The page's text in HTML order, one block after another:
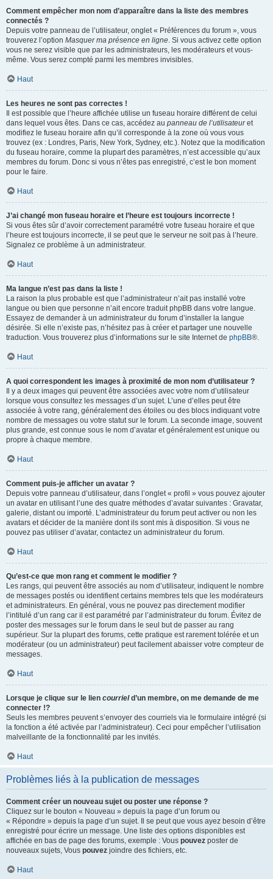
Comment empêcher mon nom d’apparaître dans la liste des membres
connectés ?
Depuis votre panneau de l’utilisateur, onglet « Préférences du forum », vous
trouverez l’option Masquer ma présence en ligne. Si vous activez cette option
vous ne serez visible que par les administrateurs, les modérateurs et vous-
même. Vous serez compté parmi les membres invisibles.
Haut
Les heures ne sont pas correctes !
Il est possible que l’heure affichée utilise un fuseau horaire différent de celui
dans lequel vous êtes. Dans ce cas, accédez au panneau de l’utilisateuret
modifiez le fuseau horaire afin qu’il corresponde à la zone où vous vous
trouvez (ex : Londres, Paris, New York, Sydney, etc.). Notez que la modification
du fuseau horaire, comme la plupart des paramètres, n’est accessible qu’aux
membres du forum. Donc si vous n’êtes pas enregistré, c’est le bon moment
pour le faire.
Haut
J’ai changé mon fuseau horaire et l’heure est toujours incorrecte !
Si vous êtes sûr d’avoir correctement paramétré votre fuseau horaire et que
l’heure est toujours incorrecte, il se peut que le serveur ne soit pas à l’heure.
Signalez ce problème à un administrateur.
Haut
Ma langue n’est pas dans la liste !
La raison la plus probable est que l’administrateur n’ait pas installé votre
langue ou bien que personne n’ait encore traduit phpBB dans votre langue.
Essayez de demander à un administrateur du forum d’installer la langue
désirée. Si elle n’existe pas, n’hésitez pas à créer et partager une nouvelle
traduction. Vous trouverez plus d’informations sur le site Internet de phpBB®.
Haut
A quoi correspondent les images à proximité de mon nom d’utilisateur ?
Il y a deux images qui peuvent être associées avec votre nom d’utilisateur
lorsque vous consultez les messages d’un sujet. L’une d’elles peut être
associée à votre rang, généralement des étoiles ou des blocs indiquant votre
nombre de messages ou votre statut sur le forum. La seconde image, souvent
plus grande, est connue sous le nom d’avatar et généralement est unique ou
propre à chaque membre.
Haut
Comment puis-je afficher un avatar ?
Depuis votre panneau d’utilisateur, dans l’onglet « profil » vous pouvez ajouter
un avatar en utilisant l’une des quatre méthodes d’avatar suivantes : Gravatar,
galerie, distant ou importé. L’administrateur du forum peut activer ou non les
avatars et décider de la manière dont ils sont mis à disposition. Si vous ne
pouvez pas utiliser d’avatar, contactez un administrateur du forum.
Haut
Qu’est-ce que mon rang et comment le modifier ?
Les rangs, qui peuvent être associés au nom d’utilisateur, indiquent le nombre
de messages postés ou identifient certains membres tels que les modérateurs
et administrateurs. En général, vous ne pouvez pas directement modifier
l’intitulé d’un rang car il est paramétré par l’administrateur du forum. Évitez de
poster des messages sur le forum dans le seul but de passer au rang
supérieur. Sur la plupart des forums, cette pratique est rarement tolérée et un
modérateur (ou un administrateur) peut facilement abaisser votre compteur de
messages.
Haut
Lorsque je clique sur le lien courrield’un membre, on me demande de me
connecter !?
Seuls les membres peuvent s’envoyer des courriels via le formulaire intégré (si
la fonction a été activée par l’administrateur). Ceci pour empêcher l’utilisation
malveillante de la fonctionnalité par les invités.
Haut
Problèmes liés à la publication de messages
Comment créer un nouveau sujet ou poster une réponse ?
Cliquez sur le bouton « Nouveau » depuis la page d’un forum ou
« Répondre » depuis la page d’un sujet. Il se peut que vous ayez besoin d’être
enregistré pour écrire un message. Une liste des options disponibles est
affichée en bas de page des forums, exemple : Vous pouvez poster de
nouveaux sujets, Vous pouvez joindre des fichiers, etc.
Haut